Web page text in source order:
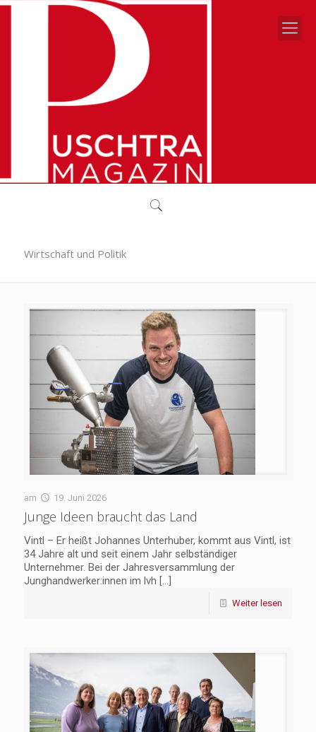
Wirtschaft und Politik
am 19. Juni 2026
Junge Ideen braucht das Land
Vintl – Er heißt Johannes Unterhuber, kommt aus Vintl, ist
34 Jahre alt und seit einem Jahr selbständiger
Unternehmer. Bei der Jahresversammlung der
Junghandwerker:innen im lvh […]
Weiter lesen